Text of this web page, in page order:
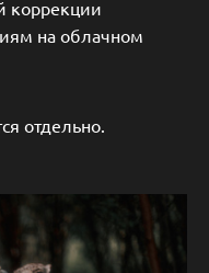
коррекции
на облачном
отдельно.